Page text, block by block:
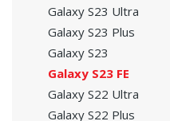
Galaxy S23 Ultra
Galaxy S23 Plus
Galaxy S23
Galaxy S23 FE
Galaxy S22 Ultra
Galaxy S22 Plus